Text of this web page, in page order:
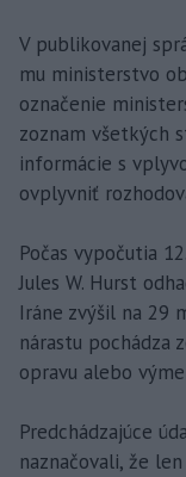
V publikovanej
mu ministerstvo
označenie
zoznam všetkých
informácie s
ovplyvniť
Počas vypočutia
Jules W. Hurst
Iráne zvýšil na 29
nárastu pochádza
opravu alebo
Predchádzajúce
naznačovali, že